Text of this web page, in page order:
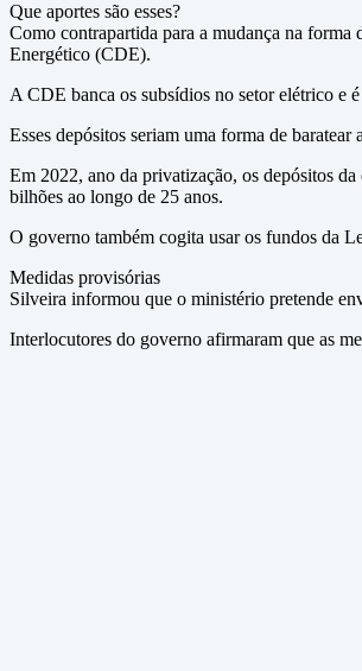
Que aportes são esses?
Como contrapartida para a mudança na forma
Energético (CDE).
A CDE banca os subsídios no setor elétrico e
Esses depósitos seriam uma forma de
Em 2022, ano da privatização, os depósitos
bilhões ao longo de 25 anos.
O governo também cogita usar os fundos da
Medidas provisórias
Silveira informou que o ministério pretende
Interlocutores do governo afirmaram que as